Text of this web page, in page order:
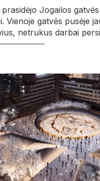
Jogailos
Vienoje gatvės pusėje
netrukus darbai